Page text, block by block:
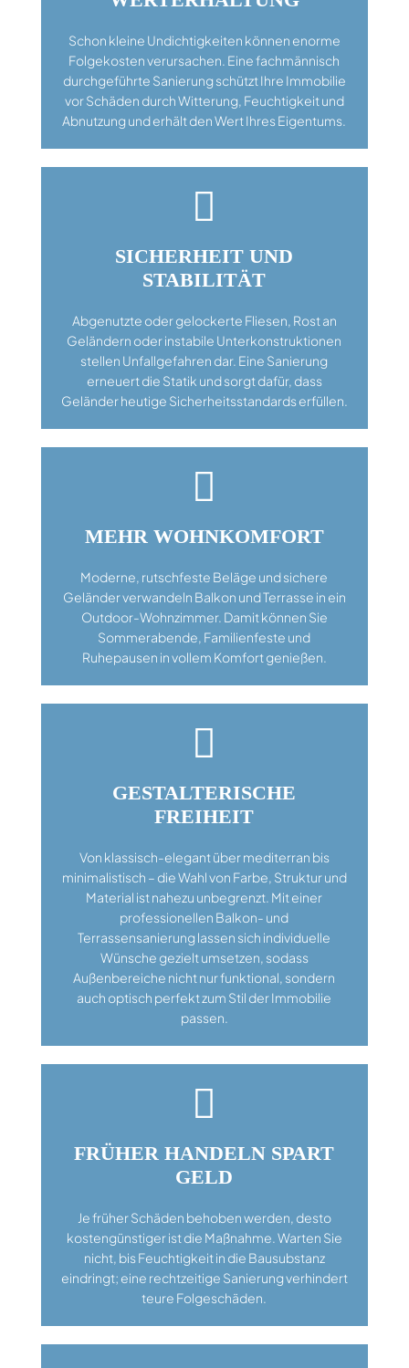
Schon kleine Undichtigkeiten können enorme
Folgekosten verursachen. Eine fachmännisch
durchgeführte Sanierung schützt Ihre Immobilie
vor Schäden durch Witterung, Feuchtigkeit und
Abnutzung und erhält den Wert Ihres Eigentums.

SICHERHEIT UND
STABILITÄT
Abgenutzte oder gelockerte Fliesen, Rost an
Geländern oder instabile Unterkonstruktionen
stellen Unfallgefahren dar. Eine Sanierung
erneuert die Statik und sorgt dafür, dass
Geländer heutige Sicherheitsstandards erfüllen.

MEHR WOHNKOMFORT
Moderne, rutschfeste Beläge und sichere
Geländer verwandeln Balkon und Terrasse in ein
Outdoor-Wohnzimmer. Damit können Sie
Sommerabende, Familienfeste und
Ruhepausen in vollem Komfort genießen.

GESTALTERISCHE
FREIHEIT
Von klassisch-elegant über mediterran bis
minimalistisch – die Wahl von Farbe, Struktur und
Material ist nahezu unbegrenzt. Mit einer
professionellen Balkon- und
Terrassensanierung lassen sich individuelle
Wünsche gezielt umsetzen, sodass
Außenbereiche nicht nur funktional, sondern
auch optisch perfekt zum Stil der Immobilie
passen.

FRÜHER HANDELN SPART
GELD
Je früher Schäden behoben werden, desto
kostengünstiger ist die Maßnahme. Warten Sie
nicht, bis Feuchtigkeit in die Bausubstanz
eindringt; eine rechtzeitige Sanierung verhindert
teure Folgeschäden.